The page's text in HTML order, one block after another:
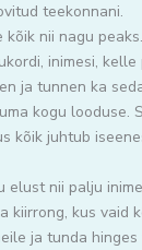
teekonnani.
nii nagu
inimesi,
ja tunnen ka
kogu looduse.
kõik juhtub
elust nii palju
kiirrong, kus vaid
ja tunda